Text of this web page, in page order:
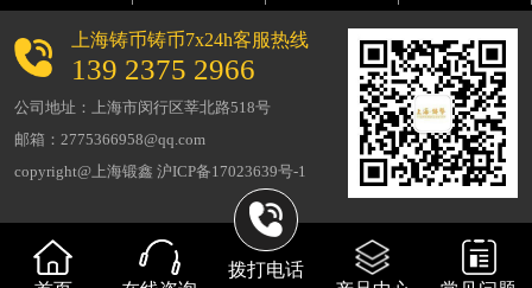
上海铸币铸币7x24h客服热线
139 2375 2966
公司地址：上海市闵行区莘北路518号
邮箱：2775366958@qq.com
copyright@上海锻鑫 沪ICP备17023639号-1
拨打电话